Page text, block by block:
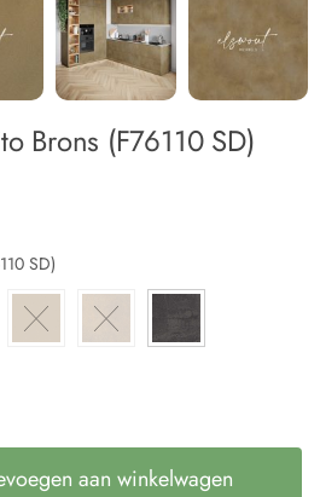
Brons (F76110 SD)
SD)
aan winkelwagen